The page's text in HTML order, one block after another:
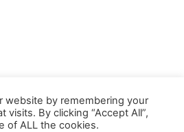
website by remembering your
visits. By clicking “Accept All”,
of ALL the cookies.